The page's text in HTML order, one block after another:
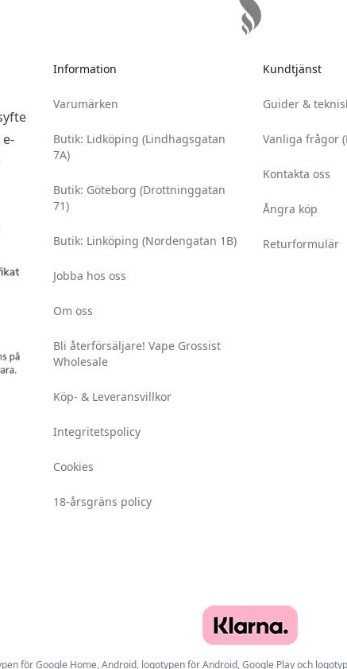
Information
Varumärken
Butik: Lidköping (Lindhagsgatan
7A)
Butik: Göteborg (Drottninggatan
71)
Butik: Linköping (Nordengatan 1B)
Jobba hos oss
Om oss
Bli återförsäljare! Vape Grossist
Wholesale
Köp- & Leveransvillkor
Integritetspolicy
Cookies
18-årsgräns policy
Kundtjänst
Guider &
Vanliga frågor
Kontakta oss
Ångra köp
Returformulär
för Google Home, Android, logotypen för Android, Google Play och